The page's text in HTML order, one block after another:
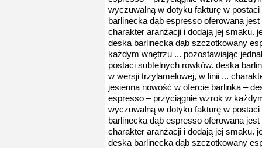
wyczuwalną w dotyku fakturę w
barlinecka dąb espresso oferowana
charakter aranżacji i dodają jej smaku.
deska barlinecka dąb szczotkowany
każdym wnętrzu ... pozostawiając
postaci subtelnych rowków. deska
w wersji trzylamelowej, w linii ...
jesienna nowość w ofercie barlinka –
espresso – przyciągnie wzrok w
wyczuwalną w dotyku fakturę w
barlinecka dąb espresso oferowana
charakter aranżacji i dodają jej smaku.
deska barlinecka dąb szczotkowany